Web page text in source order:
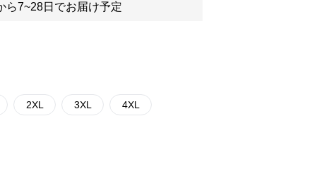
ら7~28日でお届け予定
2XL 3XL 4XL